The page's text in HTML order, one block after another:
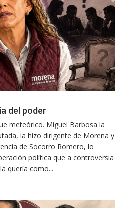
del poder
meteórico. Miguel Barbosa la
la hizo dirigente de Morena y
de Socorro Romero, lo
política que a controversia
quería como...